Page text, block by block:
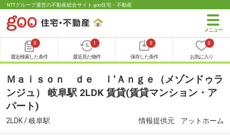
NTTグループ運営の不動産総合サイト goo住宅・不動産
0
最近検索した条件
1
最近見た物件
0
保存した条件
0
お気に入り
Ｍａｉｓｏｎ ｄｅ ｌ’Ａｎｇｅ（メゾンドゥラ
ンジュ） 岐阜駅 2LDK 賃貸(賃貸マンション・ア
パート)
2LDK / 岐阜駅 情報提供元 アットホーム